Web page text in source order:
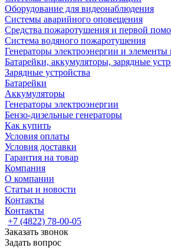
Оборудование для видеонаблюдения
Системы аварийного оповещения
Средства пожаротушения и первой
Система водяного пожаротушения
Генераторы электроэнергии и элементы
Батарейки, аккумуляторы, зарядные
Зарядные устройства
Батарейки
Аккумуляторы
Генераторы электроэнергии
Бензо-дизельные генераторы
Как купить
Условия оплаты
Условия доставки
Гарантия на товар
Компания
О компании
Статьи и новости
Контакты
Контакты
+7 (4822) 78-00-05
Заказать звонок
Задать вопрос